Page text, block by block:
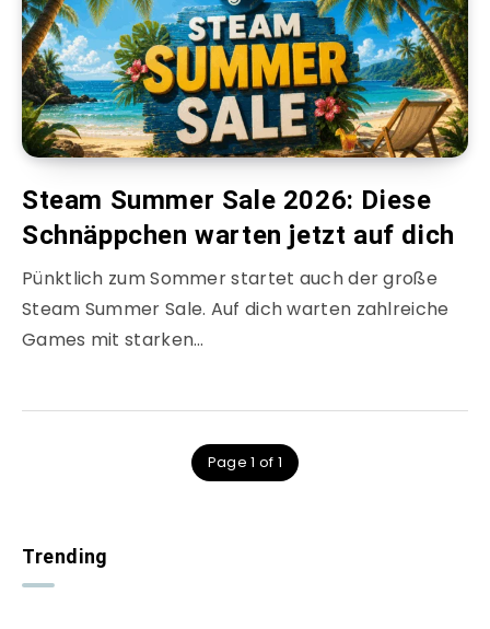
Steam Summer Sale 2026: Diese
Schnäppchen warten jetzt auf dich
Pünktlich zum Sommer startet auch der große
Steam Summer Sale. Auf dich warten zahlreiche
Games mit starken…
Page 1 of 1
Trending